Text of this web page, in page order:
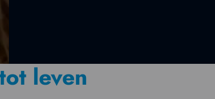
leven